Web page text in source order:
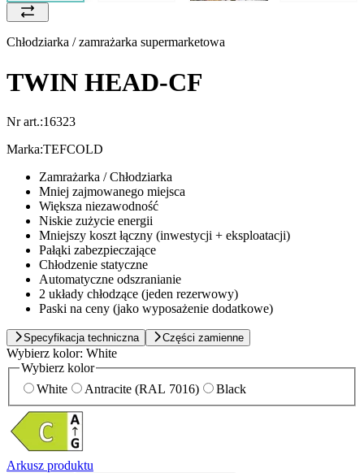
Chłodziarka / zamrażarka supermarketowa
TWIN HEAD-CF
Nr art.:16323
Marka:TEFCOLD
Zamrażarka / Chłodziarka
Mniej zajmowanego miejsca
Większa niezawodność
Niskie zużycie energii
Mniejszy koszt łączny (inwestycji + eksploatacji)
Pałąki zabezpieczające
Chłodzenie statyczne
Automatyczne odszranianie
2 układy chłodzące (jeden rezerwowy)
Paski na ceny (jako wyposażenie dodatkowe)
Specyfikacja techniczna Części zamienne
Wybierz kolor: White
Wybierz kolor
White
Antracite (RAL 7016) Black
Arkusz produktu